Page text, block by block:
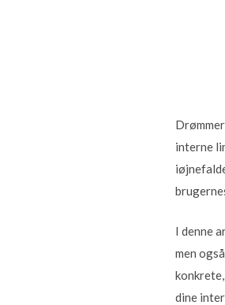
interne
I denne
men
dine